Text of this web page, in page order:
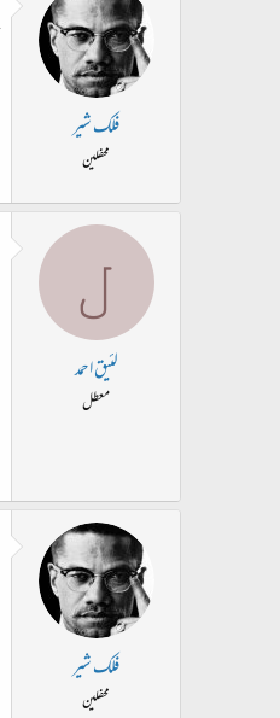
فلک شیر
محفلین
ل
لئیق احمد
معطل
فلک شیر
محفلین